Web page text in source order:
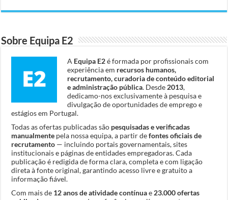
Sobre Equipa E2
A Equipa E2é formada por profissionais com
experiência em recursos humanos,
recrutamento, curadoria de conteúdo editorial
e administração pública. Desde 2013,
dedicamo-nos exclusivamente à pesquisa e
divulgação de oportunidades de emprego e
estágios em Portugal.
Todas as ofertas publicadas são pesquisadas e verificadas
manualmente pela nossa equipa, a partir defontes oficiais de
recrutamento — incluindo portais governamentais, sites
institucionais e páginas de entidades empregadoras. Cada
publicação é redigida de forma clara, completa e com ligação
direta à fonte original, garantindo acesso livre e gratuito a
informação fiável.
Com mais de 12 anos de atividade contínuae 23.000 ofertas